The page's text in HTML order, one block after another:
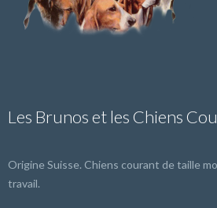
Les Brunos et les Chiens
Origine Suisse. Chiens courant de taille
travail.